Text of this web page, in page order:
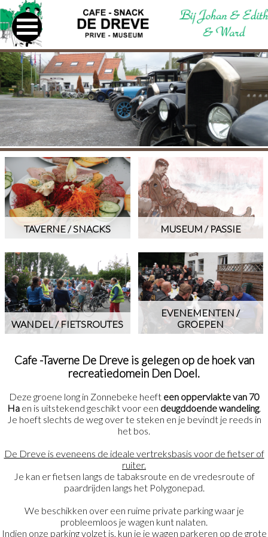
TAVERNE / SNACKS MUSEUM / PASSIE
WANDEL / FIETSROUTES
EVENEMENTEN /
GROEPEN
Cafe -Taverne De Dreve is gelegen op de hoek van
recreatiedomein Den Doel.
Deze groene long in Zonnebeke heeft een oppervlakte van 70
Ha en is uitstekend geschikt voor een deugddoende wandeling.
Je hoeft slechts de weg over te steken en je bevindt je reeds in
het bos.
De Dreve is eveneens de ideale vertreksbasis voor de fietser of
ruiter.
Je kan er fietsen langs de tabaksroute en de vredesroute of
paardrijden langs het Polygonepad.
We beschikken over een ruime private parking waar je
probleemloos je wagen kunt nalaten.
Indien onze parking volzet is, kun je je wagen parkeren op de grote